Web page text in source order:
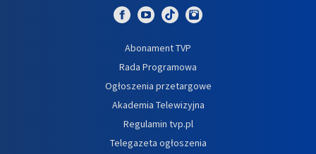
Abonament TVP
Rada Programowa
Ogłoszenia przetargowe
Akademia Telewizyjna
Regulamin tvp.pl
Telegazeta ogłoszenia